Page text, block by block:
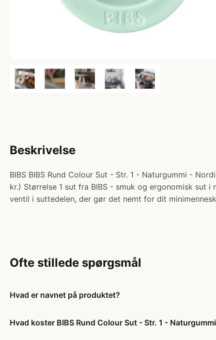
Beskrivelse
BIBS BIBS Rund Colour Sut - Str. 1 - Naturgummi -
kr.) Størrelse 1 sut fra BIBS - smuk og ergonomisk sut
ventil i suttedelen, der gør det nemt for dit
Ofte stillede spørgsmål
Hvad er navnet på produktet?
Hvad koster BIBS Rund Colour Sut - Str. 1 -